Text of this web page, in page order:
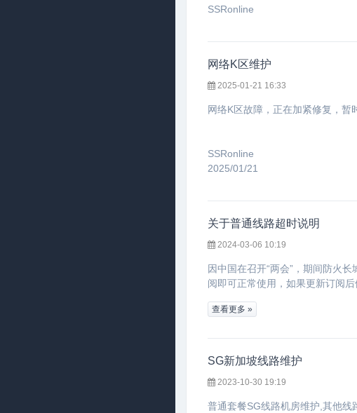
SSRonline
网络K区维护
2025-01-21 16:33
网络K区故障，正在加紧修复，暂
SSRonline
2025/01/21
关于普通线路超时说明
2024-03-06 10:19
因中国在召开“两会”，期间防火
阅即可正常使用，如果更新订阅
查看更多 »
SG新加坡线路维护
2023-10-30 19:19
普通套餐SG线路机房维护,其他线